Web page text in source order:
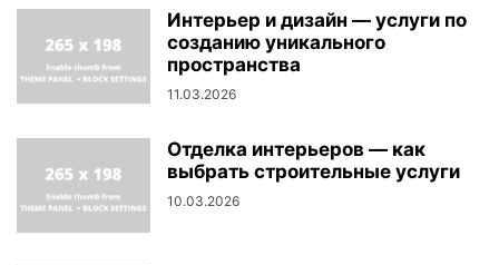
Интерьер и дизайн — услуги по
созданию уникального
пространства
11.03.2026
Отделка интерьеров — как
выбрать строительные услуги
10.03.2026